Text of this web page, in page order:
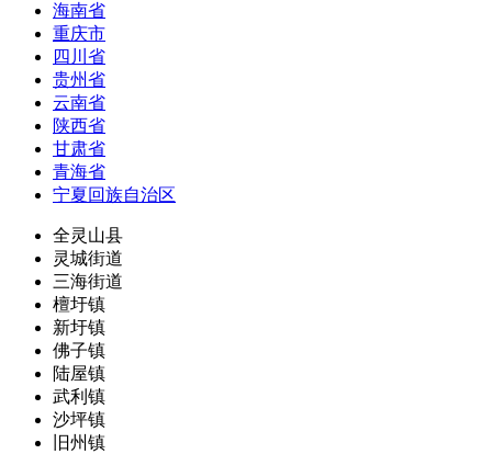
海南省
重庆市
四川省
贵州省
云南省
陕西省
甘肃省
青海省
宁夏回族自治区
全灵山县
灵城街道
三海街道
檀圩镇
新圩镇
佛子镇
陆屋镇
武利镇
沙坪镇
旧州镇